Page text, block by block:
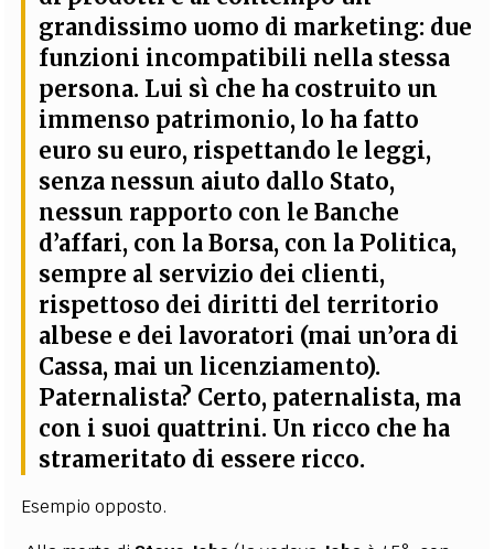
grandissimo uomo di marketing: due
funzioni incompatibili nella stessa
persona. Lui sì che ha costruito un
immenso patrimonio, lo ha fatto
euro su euro, rispettando le leggi,
senza nessun aiuto dallo Stato,
nessun rapporto con le Banche
d’affari, con la Borsa, con la Politica,
sempre al servizio dei clienti,
rispettoso dei diritti del territorio
albese e dei lavoratori (mai un’ora di
Cassa, mai un licenziamento).
Paternalista? Certo, paternalista, ma
con i suoi quattrini. Un ricco che ha
strameritato di essere ricco.
Esempio opposto.